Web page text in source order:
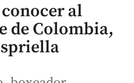
al
de Colombia,